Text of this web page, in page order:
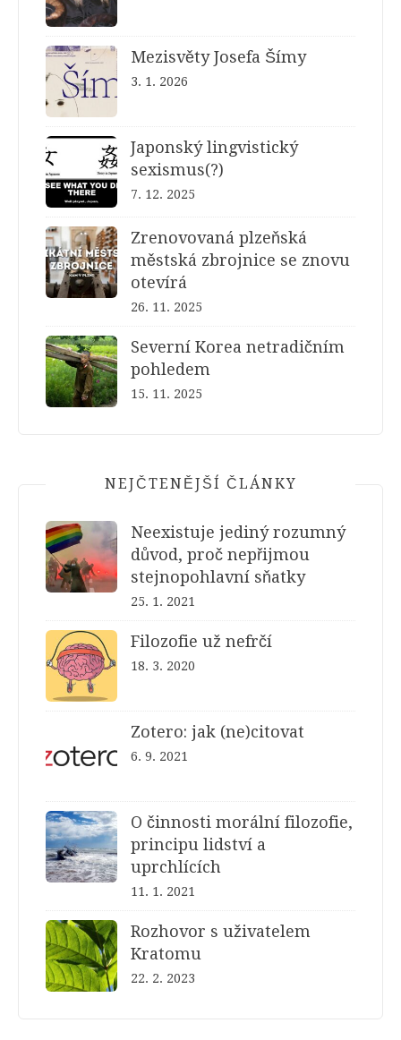
Mezisvěty Josefa Šímy
3. 1. 2026
Japonský lingvistický
sexismus(?)
7. 12. 2025
Zrenovovaná plzeňská
městská zbrojnice se znovu
otevírá
26. 11. 2025
Severní Korea netradičním
pohledem
15. 11. 2025
NEJČTENĚJŠÍ ČLÁNKY
Neexistuje jediný rozumný
důvod, proč nepřijmou
stejnopohlavní sňatky
25. 1. 2021
Filozofie už nefrčí
18. 3. 2020
Zotero: jak (ne)citovat
6. 9. 2021
O činnosti morální filozofie,
principu lidství a
uprchlících
11. 1. 2021
Rozhovor s uživatelem
Kratomu
22. 2. 2023